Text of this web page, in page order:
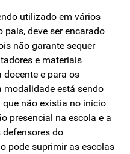
utilizado em vários
deve ser encarado
não garante sequer
e materiais
e para os
modalidade está sendo
não existia no início
presencial na escola e a
do
pode suprimir as escolas